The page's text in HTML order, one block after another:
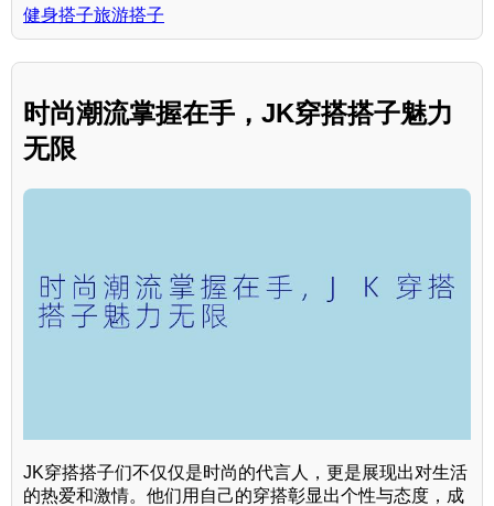
健身搭子旅游搭子
时尚潮流掌握在手，JK穿搭搭子魅力
无限
JK穿搭搭子们不仅仅是时尚的代言人，更是展现出对生活
的热爱和激情。他们用自己的穿搭彰显出个性与态度，成